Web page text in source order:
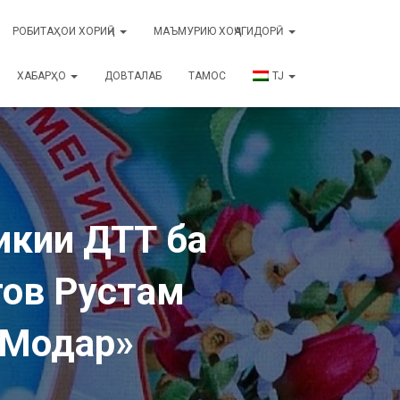
РОБИТАҲОИ ХОРИҶӢ МАЪМУРИЮ ХОҶАГИДОРӢ
ХАБАРҲО ДОВТАЛАБ ТАМОС TJ
ДТТ ба
Рустам